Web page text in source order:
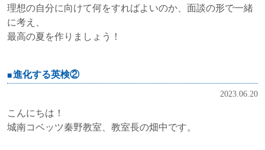
理想の自分に向けて何をすればよいのか、面談の形で一緒
に考え、
最高の夏を作りましょう！
進化する英検②
2023.06.20
こんにちは！
城南コベッツ秦野教室、教室長の畑中です。